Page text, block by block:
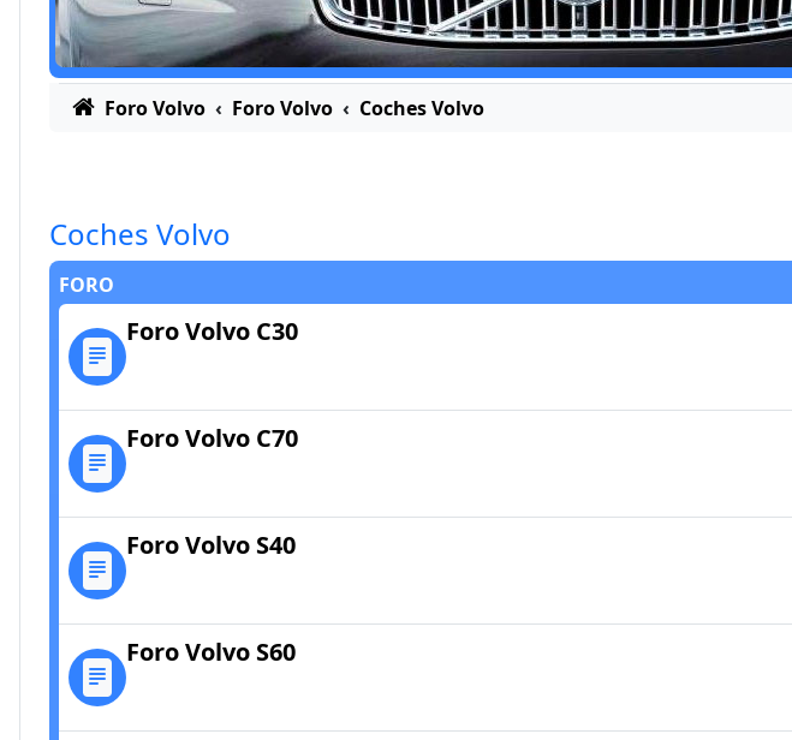
Foro Volvo Foro Volvo Coches Volvo
Coches Volvo
FORO
Foro Volvo C30
Foro Volvo C70
Foro Volvo S40
Foro Volvo S60